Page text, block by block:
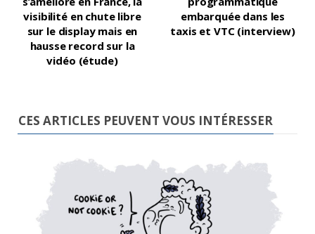
visibilité en chute libre
sur le display mais en
hausse record sur la
vidéo (étude)
embarquée dans les
taxis et VTC (interview)
CES ARTICLES PEUVENT VOUS INTÉRESSER